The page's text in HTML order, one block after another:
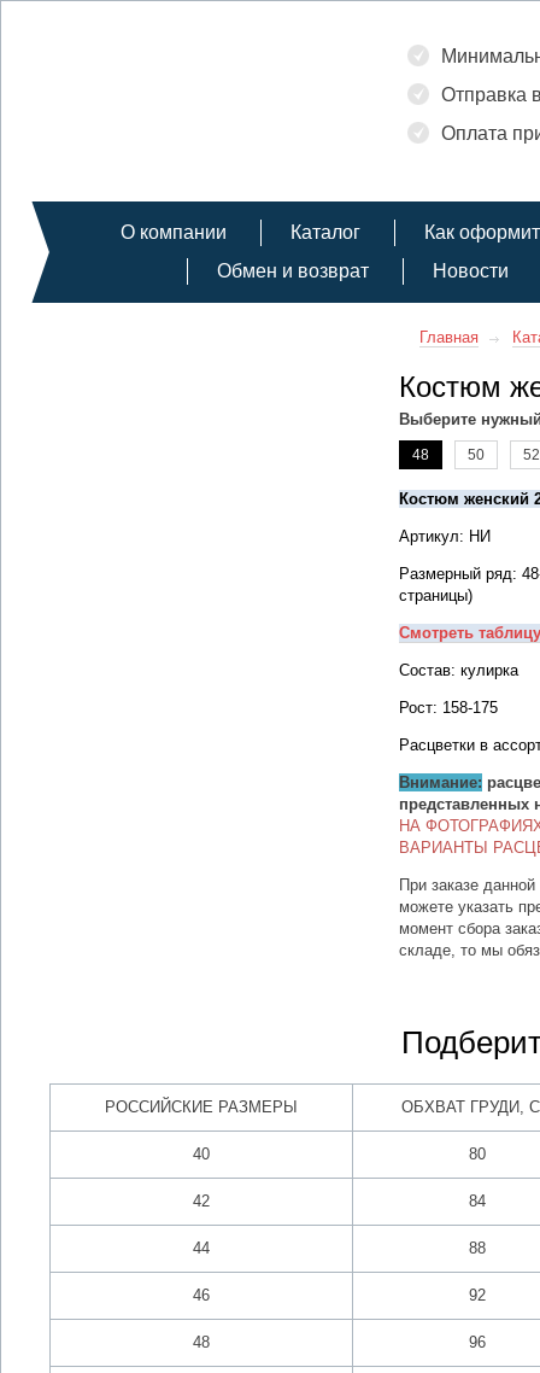
Отправка
Оплата
О компании Каталог
Как
Обмен и возврат
Новости
Главная
Костюм
Выберите
48 50 52
Костюм женский
Артикул: НИ
Размерный ряд:
страницы)
Смотреть
Состав: кулирка
Рост: 158-175
Расцветки в
Внимание:
представленных
НА
ВАРИАНТЫ
При заказе
можете указать
момент сбора
складе, то мы
РОССИЙСКИЕ РАЗМЕРЫ ОБХВАТ ГРУДИ,
40 80
42 84
44 88
46 92
48 96